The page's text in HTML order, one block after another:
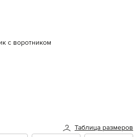
с воротником
Таблица размеров